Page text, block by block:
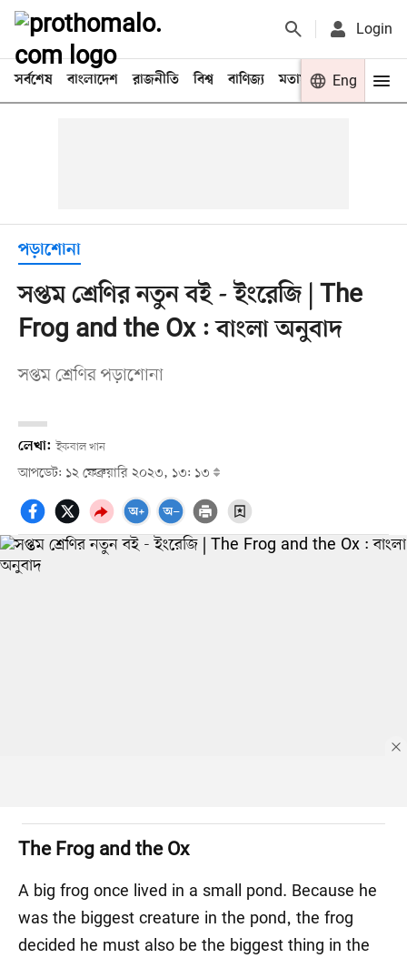
Login
সর্বশেষ বাংলাদেশ রাজনীতি বিশ্ব বাণিজ্য মতামত খেলা
Eng
পড়াশোনা
সপ্তম শ্রেণির নতুন বই - ইংরেজি | The
Frog and the Ox : বাংলা অনুবাদ
সপ্তম শ্রেণির পড়াশোনা
লেখা: ইকবাল খান
আপডেট: ১২ ফেব্রুয়ারি ২০২৩, ১৩: ১৩
The Frog and the Ox
A big frog once lived in a small pond. Because he
was the biggest creature in the pond, the frog
decided he must also be the biggest thing in the